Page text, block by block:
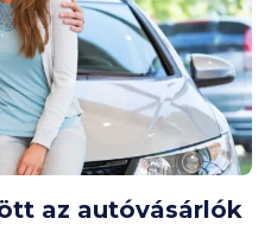
az autóvásárlók